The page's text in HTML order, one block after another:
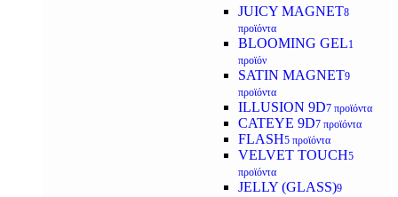
JUICY MAGNET8
προϊόντα
BLOOMING GEL1
προϊόν
SATIN MAGNET9
προϊόντα
ILLUSION 9D7 προϊόντα
CATEYE 9D7 προϊόντα
FLASH5 προϊόντα
VELVET TOUCH5
προϊόντα
JELLY (GLASS)9